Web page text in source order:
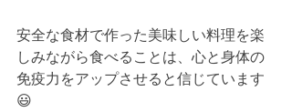
安全な食材で作った美味しい料理を楽
しみながら食べることは、心と身体の
免疫力をアップさせると信じています
😃